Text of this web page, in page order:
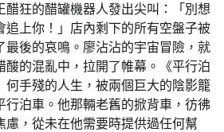
醋狂的醋罐機器人發出尖叫：「別想
追上你！」店內剩下的所有空盤子被
最後的哀鳴。廖沾沾的宇宙冒險，就
酸的混亂中，拉開了帷幕。《平行泊
何手殘的人生，被兩個巨大的陰影籠
行泊車。他那輛老舊的掀背車，彷彿
慮，從未在他需要時提供過任何幫